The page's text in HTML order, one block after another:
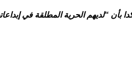
“لديهم الحرية المطلقة في